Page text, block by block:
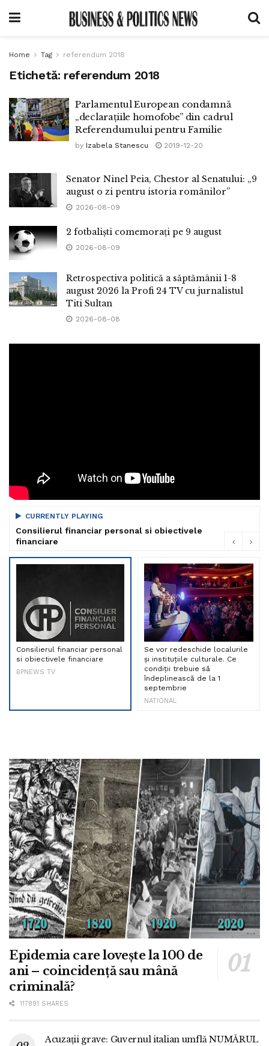
Home Tag referendum 2018
Etichetă: referendum 2018
Parlamentul European condamnă
„declarațiile homofobe” din cadrul
Referendumului pentru Familie
by Izabela Stanescu 2019-12-20
Senator Ninel Peia, Chestor al Senatului: „9
august o zi pentru istoria românilor”
2026-08-09
2 fotbaliști comemorați pe 9 august
2026-08-09
Retrospectiva politică a săptămânii 1-8
august 2026 la Profi 24 TV cu jurnalistul
Titi Sultan
2026-08-08
CURRENTLY PLAYING
Consilierul financiar personal si obiectivele
financiare
Consilierul financiar personal
si obiectivele financiare
BPNEWS TV
Se vor redeschide localurile
și instituțiile culturale. Ce
condiții trebuie să
îndeplinească de la 1
septembrie
NATIONAL
Epidemia care lovește la 100 de
ani – coincidență sau mână
criminală?
117891 SHARES
Acuzații grave: Guvernul italian umflă NUMĂRUL